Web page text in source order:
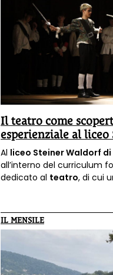
Il teatro come
esperienziale al liceo
Firenze
Al liceo Steiner Waldorf di
all’interno del curriculum
dedicato al teatro, di cui
pedagogica che risveglia
ragazzi».
IL MENSILE